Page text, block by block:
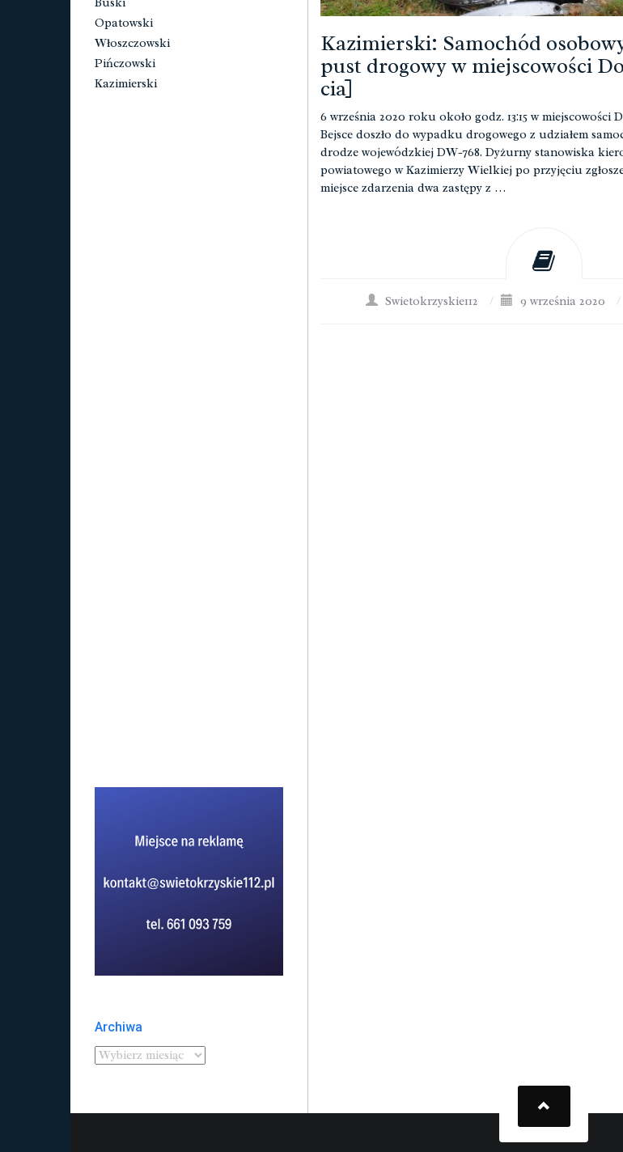
Kazimierski: Samochód
pust drogowy w miejscowości
cia]
6 września 2020 roku około godz. 13:15 w miejscowości
Bejsce doszło do wypadku drogowego z udziałem
drodze wojewódzkiej DW-768. Dyżurny stanowiska
powiatowego w Kazimierzy Wielkiej po przyjęciu
miejsce zdarzenia dwa zastępy z …
Swietokrzyskie112 / 9 września 2020 /
Opatowski
Włoszczowski
Pińczowski
Kazimierski
Archiwa